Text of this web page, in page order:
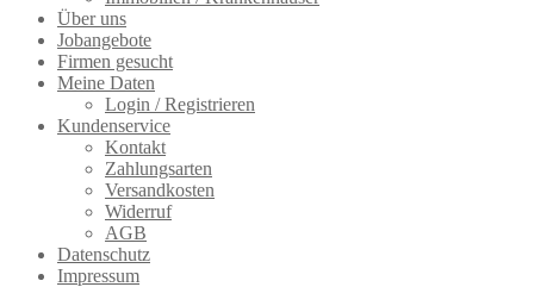
Über uns
Jobangebote
Firmen gesucht
Meine Daten
Login / Registrieren
Kundenservice
Kontakt
Zahlungsarten
Versandkosten
Widerruf
AGB
Datenschutz
Impressum